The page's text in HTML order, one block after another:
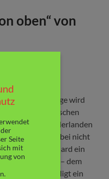
oben“ von
Gerhard Prange wird
vom englischen
soll in den Niederlanden
sind dabei nicht
ist Gerhard ein
Seyß-Inquart – dem
Gerhard willigt ein
Seite
mit
von